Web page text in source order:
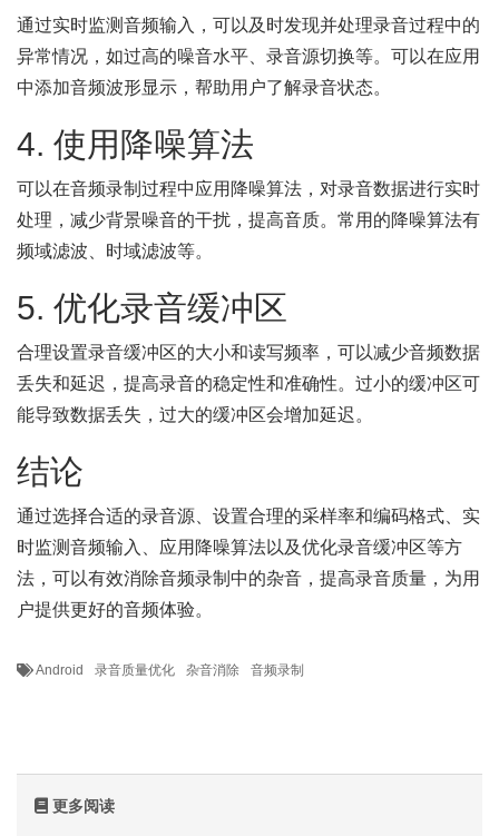
通过实时监测音频输入，可以及时发现并处理录音过程中的
异常情况，如过高的噪音水平、录音源切换等。可以在应用
中添加音频波形显示，帮助用户了解录音状态。
4. 使用降噪算法
可以在音频录制过程中应用降噪算法，对录音数据进行实时
处理，减少背景噪音的干扰，提高音质。常用的降噪算法有
频域滤波、时域滤波等。
5. 优化录音缓冲区
合理设置录音缓冲区的大小和读写频率，可以减少音频数据
丢失和延迟，提高录音的稳定性和准确性。过小的缓冲区可
能导致数据丢失，过大的缓冲区会增加延迟。
结论
通过选择合适的录音源、设置合理的采样率和编码格式、实
时监测音频输入、应用降噪算法以及优化录音缓冲区等方
法，可以有效消除音频录制中的杂音，提高录音质量，为用
户提供更好的音频体验。
Android 录音质量优化 杂音消除 音频录制
更多阅读